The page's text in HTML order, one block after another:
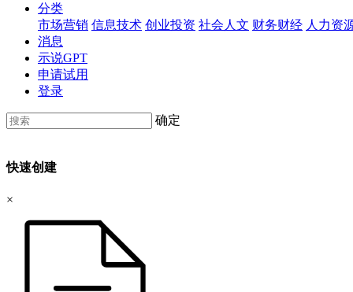
分类
市场营销 信息技术 创业投资 社会人文 财务财经 人力资
消息
示说GPT
申请试用
登录
确定
快速创建
×